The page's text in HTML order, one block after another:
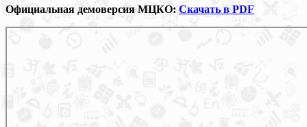
Официальная демоверсия МЦКО: Скачать в PDF